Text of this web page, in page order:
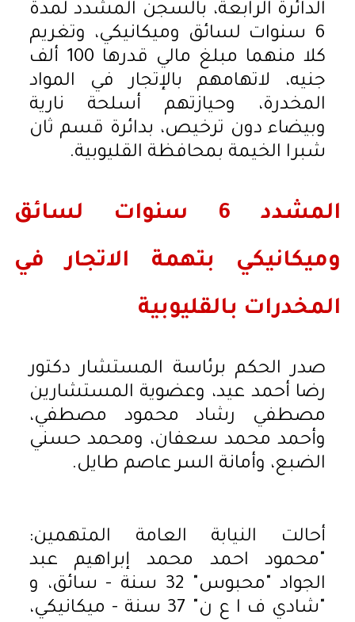
الدائرة الرابعة، بالسجن المشدد لمدة
6 سنوات لسائق وميكانيكي، وتغريم
كلا منهما مبلغ مالي قدرها 100 ألف
جنيه، لاتهامهم بالإتجار في المواد
المخدرة، وحيازتهم أسلحة نارية
وبيضاء دون ترخيص، بدائرة قسم ثان
شبرا الخيمة بمحافظة القليوبية.
المشدد 6 سنوات لسائق
وميكانيكي بتهمة الاتجار في
المخدرات بالقليوبية
صدر الحكم برئاسة المستشار دكتور
رضا أحمد عيد، وعضوية المستشارين
مصطفي رشاد محمود مصطفي،
وأحمد محمد سعفان، ومحمد حسني
الضبع، وأمانة السر عاصم طايل.
أحالت النيابة العامة المتهمين:
"محمود احمد محمد إبراهيم عبد
الجواد "محبوس" 32 سنة - سائق، و
"شادي ف ا ع ن" 37 سنة - ميكانيكي،